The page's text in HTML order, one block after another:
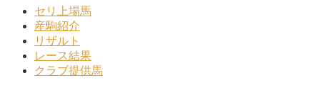
セリ上場馬
産駒紹介
リザルト
レース結果
クラブ提供馬